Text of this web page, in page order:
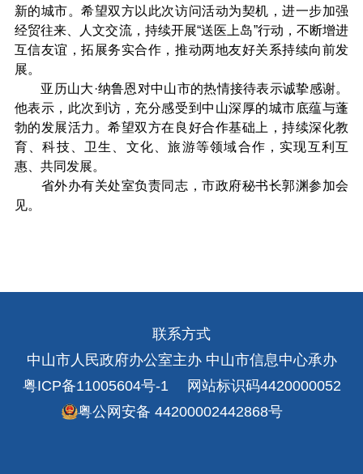
新的城市。希望双方以此次访问活动为契机，进一步加强
经贸往来、人文交流，持续开展“送医上岛”行动，不断增进
互信友谊，拓展务实合作，推动两地友好关系持续向前发
展。
亚历山大·纳鲁恩对中山市的热情接待表示诚挚感谢。
他表示，此次到访，充分感受到中山深厚的城市底蕴与蓬
勃的发展活力。希望双方在良好合作基础上，持续深化教
育、科技、卫生、文化、旅游等领域合作，实现互利互
惠、共同发展。
省外办有关处室负责同志，市政府秘书长郭渊参加会
见。
联系方式
中山市人民政府办公室主办 中山市信息中心承办
粤ICP备11005604号-1
网站标识码4420000052
粤公网安备 44200002442868号